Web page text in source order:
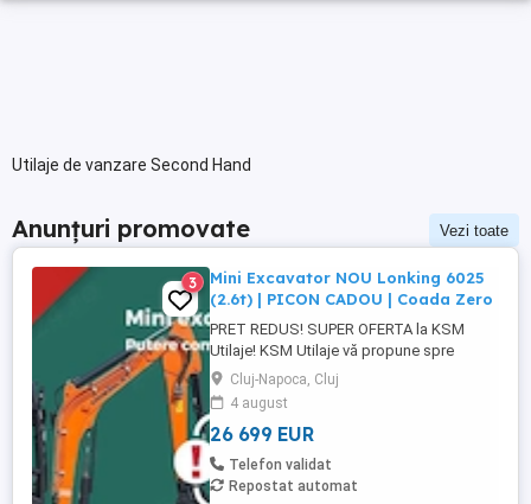
Utilaje de vanzare Second Hand
Anunțuri promovate Vezi toate
3
Mini Excavator NOU Lonking 6025
(2.6t) | PICON CADOU | Coada Zero
PRET REDUS! SUPER OFERTA la KSM
Utilaje! KSM Utilaje vă propune spre
vânzare modelul Lonking CDM 6025, un
mini excavator nou, de tip Coadă Zero
(Zero Tail Swing), cu performanță
premium, componente japoneze și costuri
minime de întreținere. Acum cu o reducere
substanțială și un cadou special! PRET ...
Cluj-Napoca, Cluj
4 august
26 699 EUR
Telefon validat
Repostat automat